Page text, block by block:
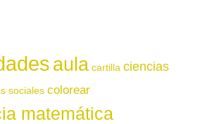
aula cartilla ciencias
sociales colorear
matemática